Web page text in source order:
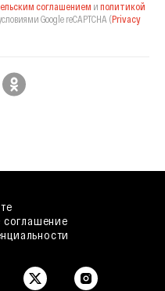
соглашением и политикой
Google reCAPTCHA (Privacy
соглашение